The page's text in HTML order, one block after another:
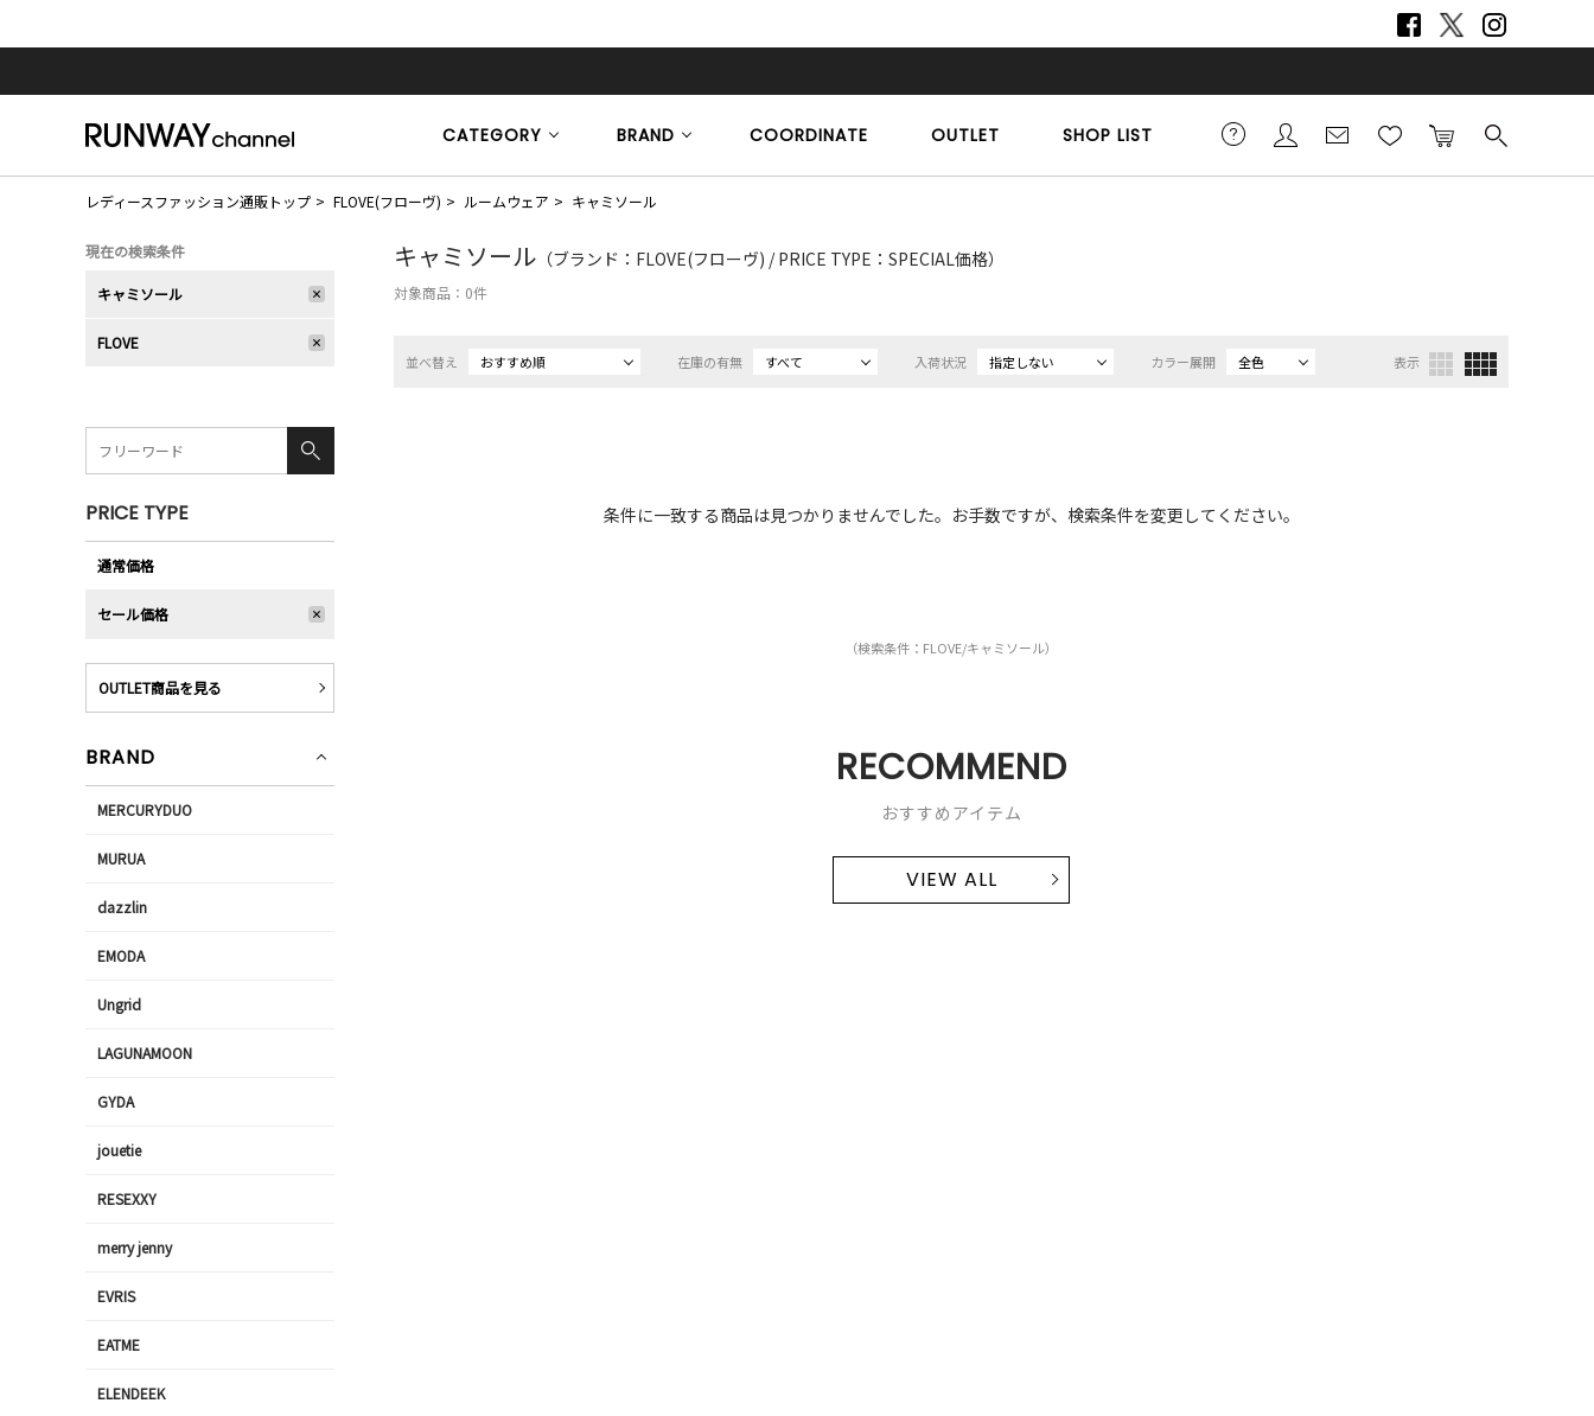
CATEGORY BRAND COORDINATE OUTLET SHOP LIST
レディースファッション通販トップ FLOVE(フローヴ) ルームウェア キャミソール
キャミソール （ブランド：FLOVE(フローヴ) / PRICE TYPE：SPECIAL価格）
対象商品： 0件
並べ替え おすすめ順 在庫の有無 すべて 入荷状況 指定しない カラー展開 全色 表示
条件に一致する商品は見つかりませんでした。お手数ですが、検索条件を変更してください。
（検索条件：FLOVE/キャミソール）
RECOMMEND
おすすめアイテム
VIEW ALL
現在の検索条件
キャミソール
FLOVE
PRICE TYPE
通常価格
セール価格
OUTLET商品を見る
BRAND
MERCURYDUO
MURUA
dazzlin
EMODA
Ungrid
LAGUNAMOON
GYDA
jouetie
RESEXXY
merry jenny
EVRIS
EATME
ELENDEEK